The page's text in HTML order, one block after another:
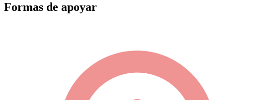
Formas de apoyar